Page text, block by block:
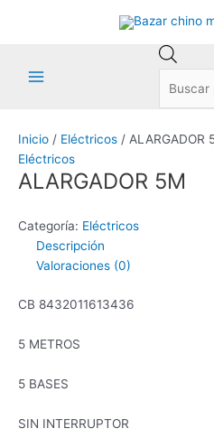
de
Inicio / Eléctricos / ALARGADOR
Eléctricos
ALARGADOR 5M
Categoría: Eléctricos
Descripción
Valoraciones (0)
CB 8432011613436
5 METROS
5 BASES
SIN INTERRUPTOR